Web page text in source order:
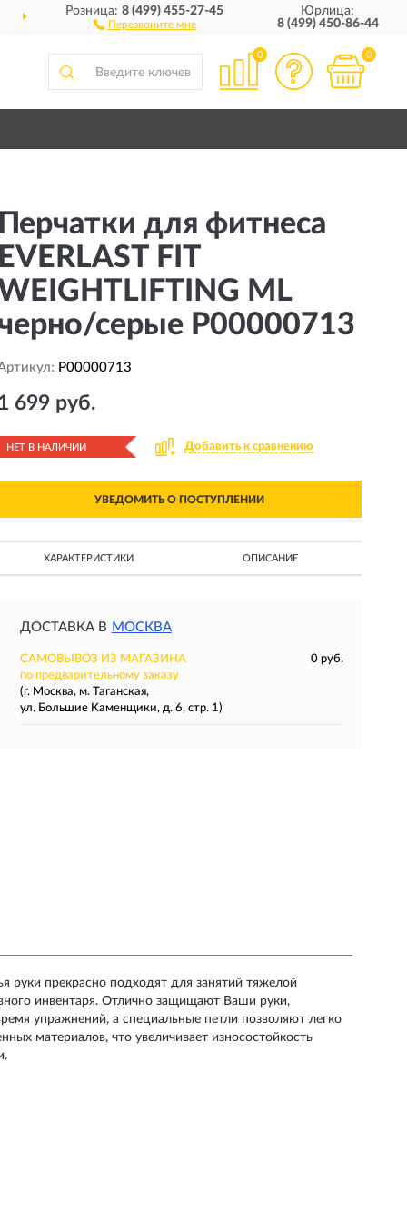
ДОСТАВИМ ПО ВСЕЙ РОССИИ
Розница:8 (499) 455-27-45
Перезвоните мне
Юрлица:
8 (499) 450-86-44
0 0
для фитнеса
FIT
ML
серые P00000713
P00000713
699 руб.
НЕТ В НАЛИЧИИ Добавить к сравнению
УВЕДОМИТЬ О ПОСТУПЛЕНИИ
ХАРАКТЕРИСТИКИ ОПИСАНИЕ
ДОСТАВКА В МОСКВА
САМОВЫВОЗ ИЗ МАГАЗИНА
0 руб.
по предварительному заказу
(г. Москва, м. Таганская,
ул. Большие Каменщики, д. 6, стр. 1)
руки прекрасно подходят для занятий тяжелой
инвентаря. Отлично защищают Ваши руки,
упражнений, а специальные петли позволяют легко
материалов, что увеличивает износостойкость